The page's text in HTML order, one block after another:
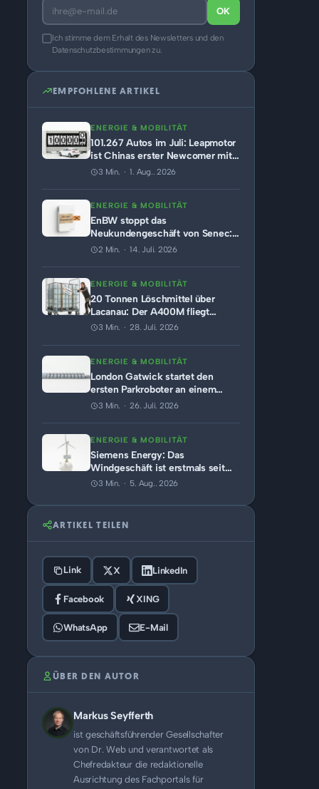
OK
Ich stimme dem Erhalt des Newsletters und den
Datenschutzbestimmungen zu.
EMPFOHLENE ARTIKEL
ENERGIE & MOBILITÄT
101.267 Autos im Juli: Leapmotor
ist Chinas erster Newcomer mit
sechsstelligem Monatsabsatz
3 Min. · 1. Aug.. 2026
ENERGIE & MOBILITÄT
EnBW stoppt das
Neukundengeschäft von Senec:
Warum dem Heimspeicher-
2 Min. · 14. Juli. 2026
ENERGIE & MOBILITÄT
20 Tonnen Löschmittel über
Lacanau: Der A400M fliegt
seinen ersten echten
3 Min. · 28. Juli. 2026
ENERGIE & MOBILITÄT
London Gatwick startet den
ersten Parkroboter an einem
britischen Flughafen
3 Min. · 26. Juli. 2026
ENERGIE & MOBILITÄT
Siemens Energy: Das
Windgeschäft ist erstmals seit
2022 profitabel
3 Min. · 5. Aug.. 2026
ARTIKEL TEILEN
Link X LinkedIn
Facebook XING
WhatsApp E-Mail
ÜBER DEN AUTOR
Markus Seyfferth
ist geschäftsführender Gesellschafter
von Dr. Web und verantwortet als
Chefredakteur die redaktionelle
Ausrichtung des Fachportals für